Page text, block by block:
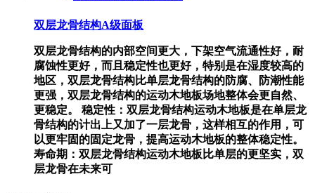
双层龙骨结构A级面板
双层龙骨结构的内部空间更大，下架空气流通性好，耐
腐蚀性更好，而且稳定性也更好，特别是在湿度较高的
地区，双层龙骨结构比单层龙骨结构的防腐、防潮性能
更强，双层龙骨结构的运动木地板场地整体会更自然、
更稳定。 稳定性：双层龙骨结构运动木地板是在单层龙
骨结构的计出上又加了一层龙骨，这样相互的作用，可
以更牢固的固定龙骨，提高运动木地板的整体稳定性。
寿命期：双层龙骨结构运动木地板比单层的更坚实，双
层龙骨在未来可